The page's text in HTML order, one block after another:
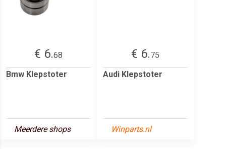
€ 6.68
Bmw Klepstoter
Meerdere shops
€ 6.75
Audi Klepstoter
Winparts.nl